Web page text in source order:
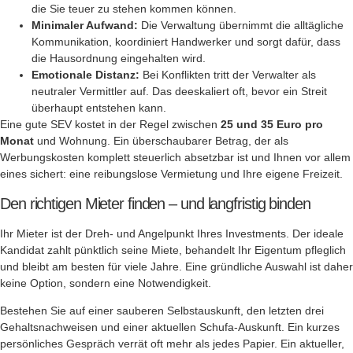
die Sie teuer zu stehen kommen können.
Minimaler Aufwand: Die Verwaltung übernimmt die alltägliche
Kommunikation, koordiniert Handwerker und sorgt dafür, dass
die Hausordnung eingehalten wird.
Emotionale Distanz: Bei Konflikten tritt der Verwalter als
neutraler Vermittler auf. Das deeskaliert oft, bevor ein Streit
überhaupt entstehen kann.
Eine gute SEV kostet in der Regel zwischen 25 und 35 Euro pro
Monat und Wohnung. Ein überschaubarer Betrag, der als
Werbungskosten komplett steuerlich absetzbar ist und Ihnen vor allem
eines sichert: eine reibungslose Vermietung und Ihre eigene Freizeit.
Den richtigen Mieter finden – und langfristig binden
Ihr Mieter ist der Dreh- und Angelpunkt Ihres Investments. Der ideale
Kandidat zahlt pünktlich seine Miete, behandelt Ihr Eigentum pfleglich
und bleibt am besten für viele Jahre. Eine gründliche Auswahl ist daher
keine Option, sondern eine Notwendigkeit.
Bestehen Sie auf einer sauberen Selbstauskunft, den letzten drei
Gehaltsnachweisen und einer aktuellen Schufa-Auskunft. Ein kurzes
persönliches Gespräch verrät oft mehr als jedes Papier. Ein aktueller,